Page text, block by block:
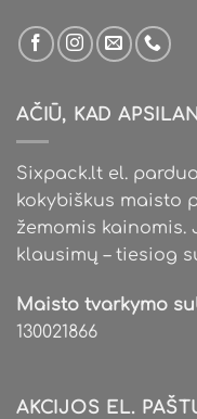
AČIŪ, KAD
Sixpack.lt el.
kokybiškus maisto
žemomis
klausimų – tiesiog
Maisto tvarkymo
130021866
AKCIJOS EL.